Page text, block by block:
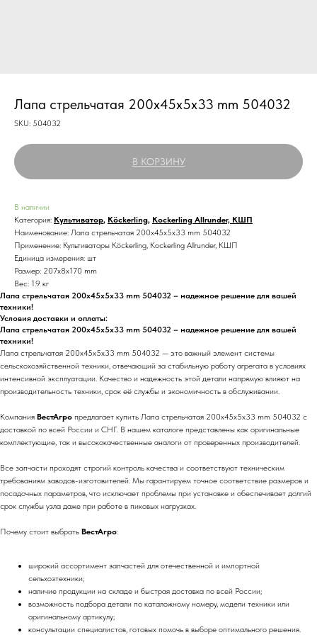
Лапа стрельчатая 200х45х5х33 mm 504032
SKU: 504032
В КОРЗИНУ
В наличии
Категория: Культиватор, Köckerling, Kockerling Allrunder, КШП
Наименование: Лапа стрельчатая 200х45х5х33 mm 504032
Применение: Культиваторы Köckerling, Kockerling Allrunder, КШП
Единица измерения: шт
Размер: 207х8х170 mm
Вес: 1.9 кг
Лапа стрельчатая 200х45х5х33 mm 504032 – надежное решение для вашей
техники!
Условия доставки и оплаты:
Лапа стрельчатая 200х45х5х33 mm 504032 – надежное решение для вашей
техники!
Лапа стрельчатая 200х45х5х33 mm 504032 — это важный элемент системы
сельскохозяйственной техники, отвечающий за стабильную работу агрегата в условиях
интенсивной эксплуатации. Качество и надежность этой детали напрямую влияют на
производительность техники, срок её службы и экономичность в обслуживании.
Компания ВестАгро предлагает купить Лапа стрельчатая 200х45х5х33 mm 504032 с
доставкой по всей России и СНГ. В нашем каталоге представлены как оригинальные
комплектующие, так и высококачественные аналоги от проверенных производителей.
Все запчасти проходят строгий контроль качества и соответствуют техническим
требованиям заводов-изготовителей. Мы гарантируем точное соответствие размеров и
посадочных параметров, что исключает проблемы при установке и обеспечивает долгий
срок службы узла даже при работе в пиковых нагрузках.
Почему стоит выбрать ВестАгро:
широкий ассортимент запчастей для отечественной и импортной
сельхозтехники;
наличие продукции на складе и быстрая доставка по всей России;
возможность подбора детали по каталожному номеру, модели техники или
оригинальному артикулу;
консультации специалистов, готовых помочь в выборе оптимального решения.